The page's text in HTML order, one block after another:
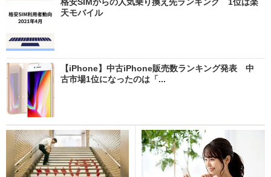
天モバイル
【iPhone】中古iPhone販売数ランキング発表 中
古市場1位になったのは「...